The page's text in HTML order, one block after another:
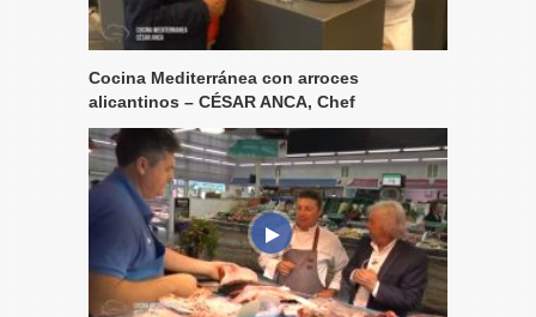
Cocina Mediterránea con arroces
alicantinos – CÉSAR ANCA, Chef